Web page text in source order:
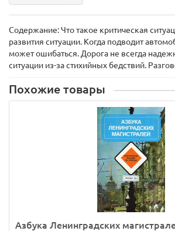
Содержание: Что такое критическая
развития ситуации. Когда подводит
может ошибаться. Дорога не всегда
ситуации из-за стихийных бедствий.
Похожие товары
Азбука Ленинградских